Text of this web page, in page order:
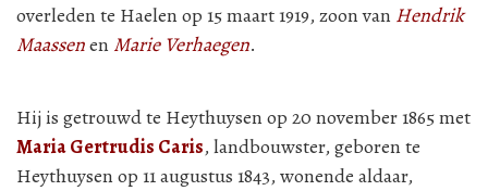
overleden te Haelen op 15 maart 1919, zoon van Hendrik
Maassenen Marie Verhaegen.
Hij is getrouwd te Heythuysen op 20 november 1865 met
Maria Gertrudis Caris, landbouwster, geboren te
Heythuysen op 11 augustus 1843, wonende aldaar,